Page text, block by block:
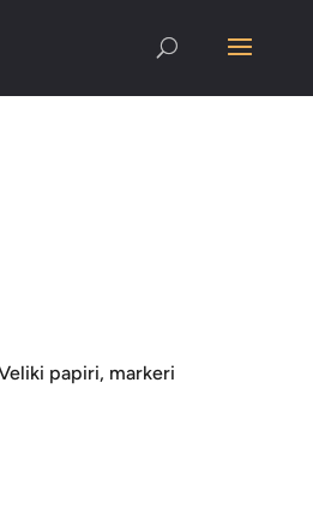
papiri, markeri